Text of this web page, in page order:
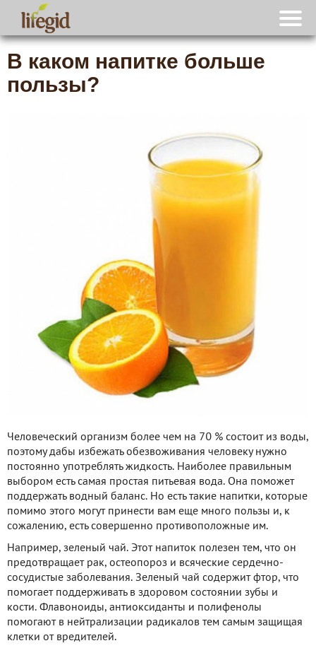
В каком напитке больше
пользы?
Человеческий организм более чем на 70 % состоит из воды,
поэтому дабы избежать обезвоживания человеку нужно
постоянно употреблять жидкость. Наиболее правильным
выбором есть самая простая питьевая вода. Она поможет
поддержать водный баланс. Но есть такие напитки, которые
помимо этого могут принести вам еще много пользы и, к
сожалению, есть совершенно противоположные им.
Например, зеленый чай. Этот напиток полезен тем, что он
предотвращает рак, остеопороз и всяческие сердечно-
сосудистые заболевания. Зеленый чай содержит фтор, что
помогает поддерживать в здоровом состоянии зубы и
кости. Флавоноиды, антиоксиданты и полифенолы
помогают в нейтрализации радикалов тем самым защищая
клетки от вредителей.